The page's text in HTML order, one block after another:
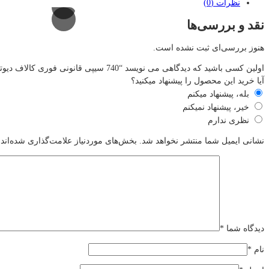
نظرات (0)
نقد و بررسی‌ها
هنوز بررسی‌ای ثبت نشده است.
اولین کسی باشید که دیدگاهی می نویسد “740 سیپی قانونی فوری کالاف دیوتی”
آیا خرید این محصول را پیشنهاد میکنید؟
بله، پیشنهاد میکنم
خیر، پیشنهاد نمیکنم
نظری ندارم
نشانی ایمیل شما منتشر نخواهد شد. بخش‌های موردنیاز علامت‌گذاری
دیدگاه شما *
نام *